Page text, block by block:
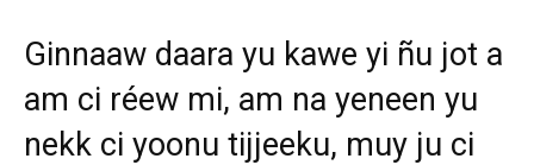
Ginnaaw daara yu kawe yi ñu jot a
am ci réew mi, am na yeneen yu
nekk ci yoonu tijjeeku, muy ju ci